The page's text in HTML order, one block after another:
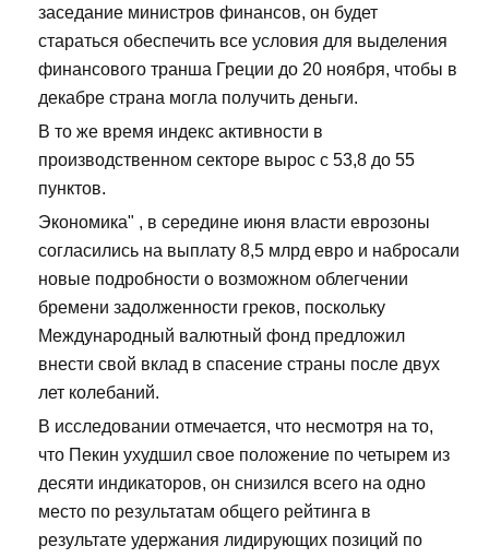
заседание министров финансов, он будет
стараться обеспечить все условия для выделения
финансового транша Греции до 20 ноября, чтобы в
декабре страна могла получить деньги.
В то же время индекс активности в
производственном секторе вырос с 53,8 до 55
пунктов.
Экономика" , в середине июня власти еврозоны
согласились на выплату 8,5 млрд евро и набросали
новые подробности о возможном облегчении
бремени задолженности греков, поскольку
Международный валютный фонд предложил
внести свой вклад в спасение страны после двух
лет колебаний.
В исследовании отмечается, что несмотря на то,
что Пекин ухудшил свое положение по четырем из
десяти индикаторов, он снизился всего на одно
место по результатам общего рейтинга в
результате удержания лидирующих позиций по